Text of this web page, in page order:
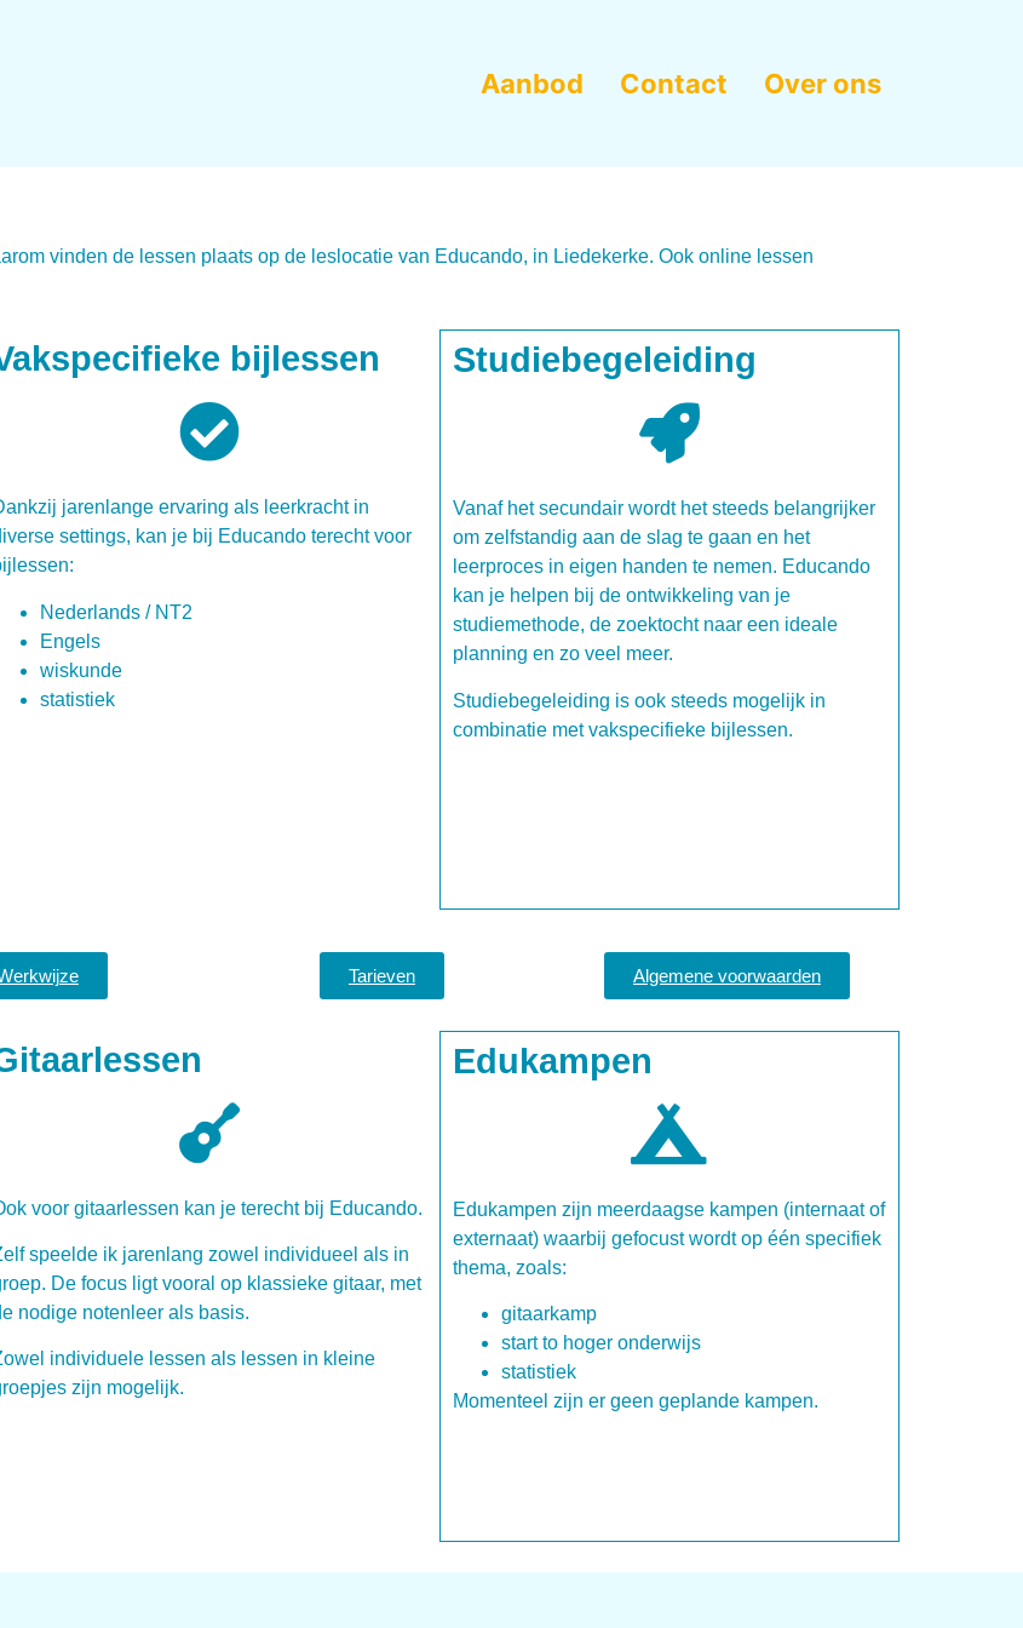
Aanbod Contact Over ons
vinden de lessen plaats op de leslocatie van Educando, in Liedekerke. Ook online lessen
bijlessen
jarenlange ervaring als leerkracht in
settings, kan je bij Educando terecht voor
Nederlands / NT2
Engels
wiskunde
statistiek
Studiebegeleiding
Vanaf het secundair wordt het steeds belangrijker
om zelfstandig aan de slag te gaan en het
leerproces in eigen handen te nemen. Educando
kan je helpen bij de ontwikkeling van je
studiemethode, de zoektocht naar een ideale
planning en zo veel meer.
Studiebegeleiding is ook steeds mogelijk in
combinatie met vakspecifieke bijlessen.
Tarieven Algemene voorwaarden
voor gitaarlessen kan je terecht bij Educando.
speelde ik jarenlang zowel individueel als in
De focus ligt vooral op klassieke gitaar, met
nodige notenleer als basis.
individuele lessen als lessen in kleine
zijn mogelijk.
Edukampen
Edukampen zijn meerdaagse kampen (internaat of
externaat) waarbij gefocust wordt op één specifiek
thema, zoals:
gitaarkamp
start to hoger onderwijs
statistiek
Momenteel zijn er geen geplande kampen.